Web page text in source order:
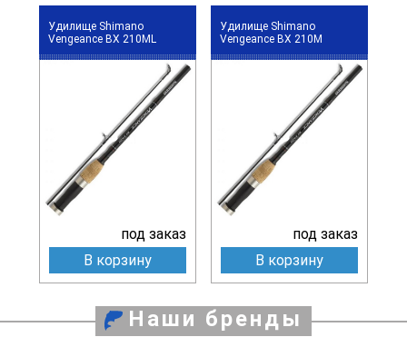
Удилище Shimano
Vengeance BX 210ML
под заказ
В корзину
Удилище Shimano
Vengeance BX 210M
под заказ
В корзину
Наши бренды